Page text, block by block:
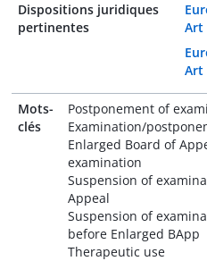
Dispositions juridiques
pertinentes
Art
Art
Mots-
clés
Postponement of
Examination/
Enlarged Board of
examination
Suspension of
Appeal
Suspension of
before Enlarged BApp
Therapeutic use